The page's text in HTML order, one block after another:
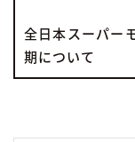
全⽇本スーパー
期について